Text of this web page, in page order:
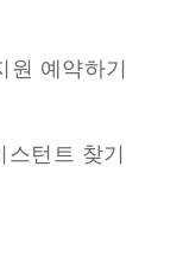
원 예약하기
턴트 찾기